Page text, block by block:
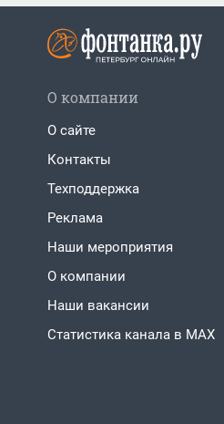
О компании
О сайте
Контакты
Техподдержка
Реклама
Наши мероприятия
О компании
Наши вакансии
Статистика канала в MAX